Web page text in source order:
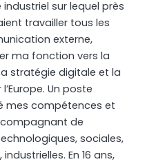
sur lequel près
travailler tous les
externe,
ma fonction vers la
stratégie digitale et la
Un poste
mes compétences et
de
sociales,
En 16 ans,